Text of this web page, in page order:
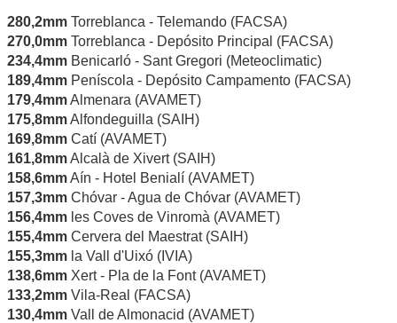
280,2mm Torreblanca - Telemando (FACSA)
270,0mm Torreblanca - Depósito Principal (FACSA)
234,4mm Benicarló - Sant Gregori (Meteoclimatic)
189,4mm Peníscola - Depósito Campamento (FACSA)
179,4mmAlmenara (AVAMET)
175,8mmAlfondeguilla (SAIH)
169,8mm Catí (AVAMET)
161,8mmAlcalà de Xivert (SAIH)
158,6mmAín - Hotel Benialí (AVAMET)
157,3mm Chóvar - Agua de Chóvar (AVAMET)
156,4mm les Coves de Vinromà (AVAMET)
155,4mm Cervera del Maestrat (SAIH)
155,3mm la Vall d'Uixó (IVIA)
138,6mm Xert - Pla de la Font (AVAMET)
133,2mm Vila-Real (FACSA)
130,4mm Vall de Almonacid (AVAMET)